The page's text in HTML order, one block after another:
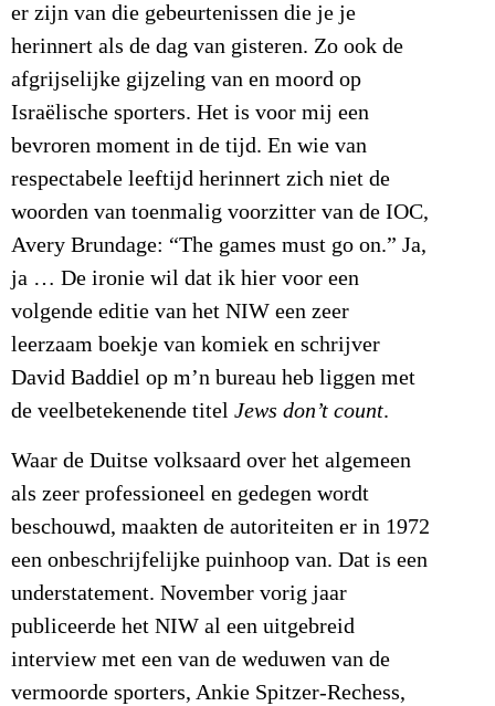
er zijn van die gebeurtenissen die je je
herinnert als de dag van gisteren. Zo ook de
afgrijselijke gijzeling van en moord op
Israëlische sporters. Het is voor mij een
bevroren moment in de tijd. En wie van
respectabele leeftijd herinnert zich niet de
woorden van toenmalig voorzitter van de IOC,
Avery Brundage: “The games must go on.” Ja,
ja … De ironie wil dat ik hier voor een
volgende editie van het NIW een zeer
leerzaam boekje van komiek en schrijver
David Baddiel op m’n bureau heb liggen met
de veelbetekenende titel Jews don’t count.
Waar de Duitse volksaard over het algemeen
als zeer professioneel en gedegen wordt
beschouwd, maakten de autoriteiten er in 1972
een onbeschrijfelijke puinhoop van. Dat is een
understatement. November vorig jaar
publiceerde het NIW al een uitgebreid
interview met een van de weduwen van de
vermoorde sporters, Ankie Spitzer-Rechess,